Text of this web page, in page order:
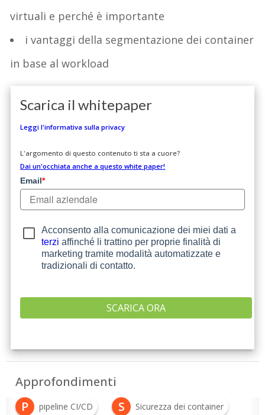
virtuali e perché è importante
i vantaggi della segmentazione dei container
in base al workload
Scarica il whitepaper
Leggi l'informativa sulla privacy
L'argomento di questo contenuto ti sta a cuore?
Dai un'occhiata anche a questo white paper!
Email*
Acconsento alla comunicazione dei miei dati a
terzi affinché li trattino per proprie finalità di
marketing tramite modalità automatizzate e
tradizionali di contatto.
Approfondimenti
P
pipeline CI/CD S Sicurezza dei container